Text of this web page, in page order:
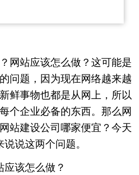
网站应该怎么做？这可能是
问题，因为现在网络越来越
鲜事物也都是从网上，所以
个企业必备的东西。那么网
站建设公司哪家便宜？今天
说这两个问题。
应该怎么做？